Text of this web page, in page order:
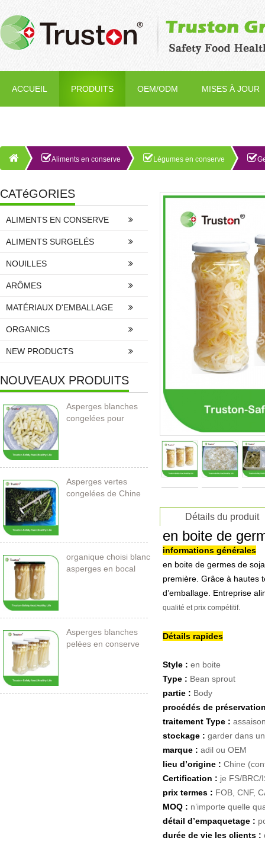
ACCUEIL PRODUITS OEM/ODM MISES À JOUR
Aliments en conserve Légumes en conserve
CATéGORIES
ALIMENTS EN CONSERVE
ALIMENTS SURGELÉS
NOUILLES
ARÔMES
MATÉRIAUX D'EMBALLAGE
ORGANICS
NEW PRODUCTS
NOUVEAUX PRODUITS
Asperges blanches
congelées pour
Asperges vertes
congelées de Chine
organique choisi blanc
asperges en bocal
Asperges blanches
pelées en conserve
Détails du produit
en boite de
informations générales
en boite de germes de
première. Grâce à hautes
d’emballage. Entreprise
qualité et prix compétitif.
Détails rapides
Style : en boite
Type : Bean sprout
partie : Body
procédés de
traitement Type :
stockage : garder dans
marque : adil ou OEM
lieu d’origine : Chine
Certification : je FS/BRC/
prix termes : FOB, CNF,
MOQ : n’importe quelle
détail d’empaquetage :
durée de vie les clients :